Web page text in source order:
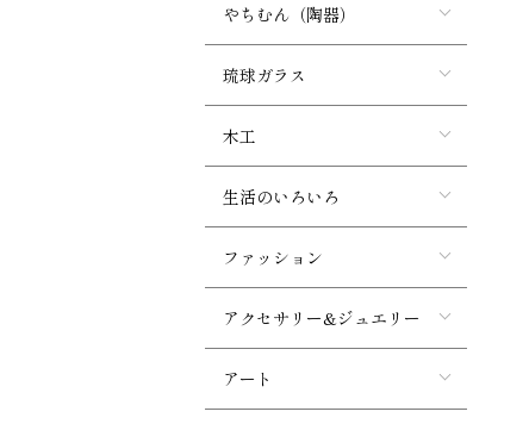
やちむん（陶器）
琉球ガラス
木工
生活のいろいろ
ファッション
アクセサリー&ジュエリー
アート